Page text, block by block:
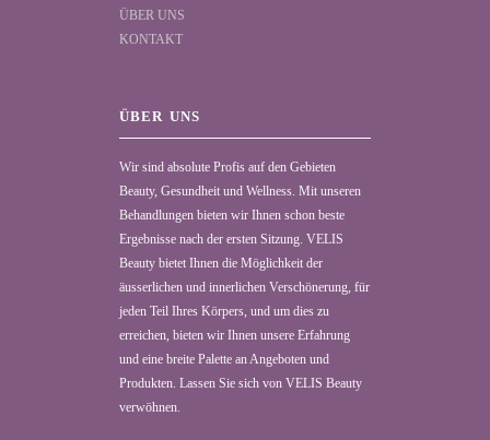
ÜBER UNS
KONTAKT
ÜBER UNS
Wir sind absolute Profis auf den Gebieten
Beauty, Gesundheit und Wellness. Mit unseren
Behandlungen bieten wir Ihnen schon beste
Ergebnisse nach der ersten Sitzung. VELIS
Beauty bietet Ihnen die Möglichkeit der
äusserlichen und innerlichen Verschönerung, für
jeden Teil Ihres Körpers, und um dies zu
erreichen, bieten wir Ihnen unsere Erfahrung
und eine breite Palette an Angeboten und
Produkten. Lassen Sie sich von VELIS Beauty
verwöhnen.